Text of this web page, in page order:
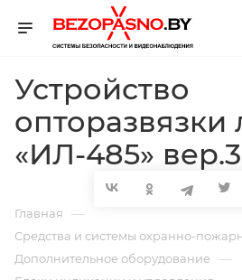
Устройство
опторазвязки
«ИЛ-485» вер.3
Главная —
Средства и системы охранно-
Дополнительное оборудование —